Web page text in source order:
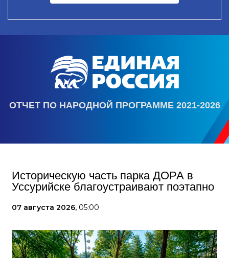
ОТЧЕТ ПО НАРОДНОЙ ПРОГРАММЕ 2021-2026
Историческую часть парка ДОРА в
Уссурийске благоустраивают поэтапно
07 августа 2026, 05:00